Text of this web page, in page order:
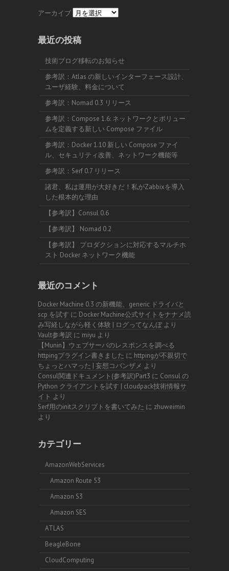
アーカイブ
最近の投稿
技術ブログ移転のお知らせ
参考訳：Atlas の新しいインターフェース設計、
ユーザ経験、料金について
参考訳：Nomad 0.3 リリース
参考訳：Compose 1.6: ネットワークとボリュー
ムを定義する新しい Compose ファイル
参考訳：Docker 1.10 新しい Compose ファイ
ル、セキュリティ改善、ネットワーク機能等
参考訳：Serf 0.7 リリース
諸君、私は運用が大好きだ！私がZabbixを導入
した根本的な理由
【参考訳】Consul 0.6
【参考訳】 Nomad 0.2
【参考訳】 プロダクションに対応するマルチホ
スト Docker ネットワーク機能
最近のコメント
Docker Machine 0.3 の新機能、generic ドライバと
scp を試す に Docker Machine公式サイトをナナメ読
み写経しながら軽く体験 | ログってなんぼより
Vault参考訳 に miyu より
【Munin】ウェブサーバのレスポンスを調べる
httpingプラグイン書きました に httpingが不親切で
ちょっとハマった | 妄想コバンザメ より
Consul関連ドキュメント(参考訳)Part3 に Consul の
Python クライアントを試す | cloudpack技術情報サ
イト より
Serf用のinitスクリプトを書いてみた に zhuweimin
より
カテゴリー
AmazonWebServices
Amazon Route 53
Amazon S3
Amazon SES
ATLAS
BeagleBone
CloudComputing